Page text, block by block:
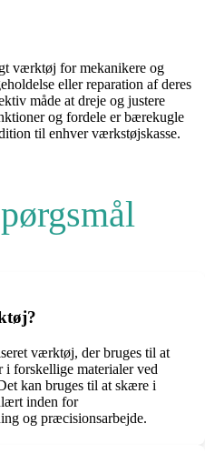
værktøj for mekanikere og
eller reparation af deres
måde at dreje og justere
og fordele er bærekugle
til enhver værkstøjskasse.
værktøj, der bruges til at
i forskellige materialer ved
kan bruges til at skære i
inden for
og præcisionsarbejde.